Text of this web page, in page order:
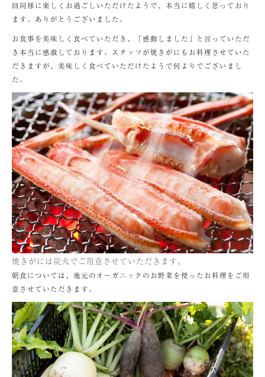
回同様に楽しくお過ごしいただけたようで、本当に嬉しく思っており
ます。ありがとうございました。
お食事を美味しく食べていただき、「感動しました」と言っていただ
き本当に感激しております。スタッフが焼きがにもお料理させていた
だきますが、美味しく食べていただけたようで何よりでございまし
た。
焼きがには炭火でご用意させていただきます。
朝食については、地元のオーガニックのお野菜を使ったお料理をご用
意させていただきます。